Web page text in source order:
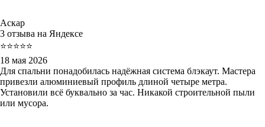
Аскар
3 отзыва на Яндексе
⭐⭐⭐⭐⭐
18 мая 2026
Для спальни понадобилась надёжная система блэкаут. Мастера
привезли алюминиевый профиль длиной четыре метра.
Установили всё буквально за час. Никакой строительной пыли
или мусора.